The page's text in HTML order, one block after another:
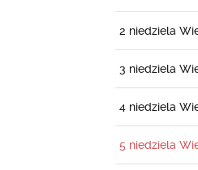
2 niedziela
3 niedziela
4 niedziela
5 niedziela